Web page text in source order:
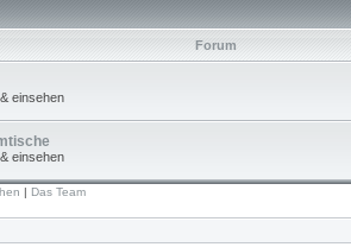
Forum
einsehen
einsehen
| Das Team